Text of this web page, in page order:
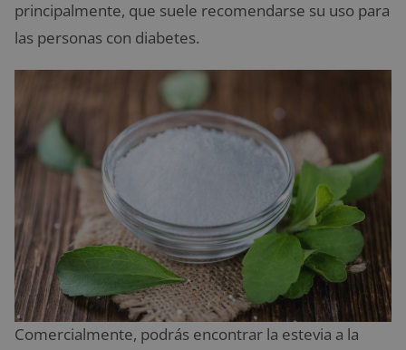
principalmente, que suele recomendarse su uso para
las personas con diabetes.
Comercialmente, podrás encontrar la estevia a la